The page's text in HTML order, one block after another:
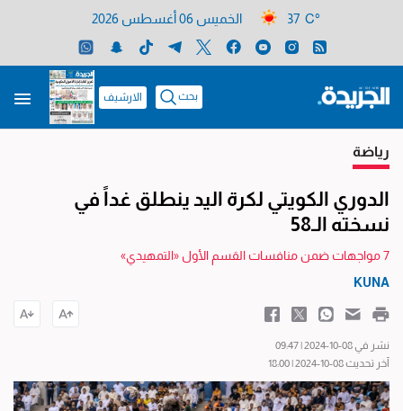
37 C° الخميس 06 أغسطس 2026
بحث الارشيف
رياضة
الدوري الكويتي لكرة اليد ينطلق غداً في
نسخته الـ58
7 مواجهات ضمن منافسات القسم الأول «التمهيدي»
KUNA
نشر في 08-10-2024 | 09:47
آخر تحديث 08-10-2024 | 18:00